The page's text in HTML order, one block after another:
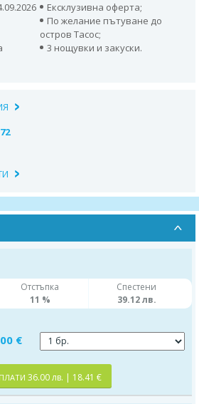
Ексклузивна оферта;
По желание пътуване до
остров Тасос;
3 нощувки и закуски.
Отстъпка
11 %
Спестени
39.12 лв.
€
36.00 лв. | 18.41 €